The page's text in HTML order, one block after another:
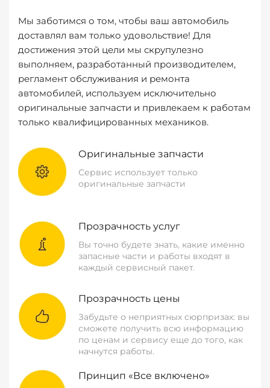
Мы заботимся о том, чтобы ваш автомобиль
доставлял вам только удовольствие! Для
достижения этой цели мы скрупулезно
выполняем, разработанный производителем,
регламент обслуживания и ремонта
автомобилей, используем исключительно
оригинальные запчасти и привлекаем к работам
только квалифицированных механиков.
Оригинальные запчасти
Сервис использует только
оригинальные запчасти
Прозрачность услуг
Вы точно будете знать, какие именно
запасные части и работы входят в
каждый сервисный пакет.
Прозрачность цены
Забудьте о неприятных сюрпризах: вы
сможете получить всю информацию
по ценам и сервису еще до того, как
начнутся работы.
Принцип «Все включено»